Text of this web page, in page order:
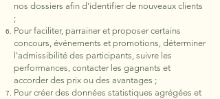
nos dossiers afin d'identifier de nouveaux clients
;
Pour faciliter, parrainer et proposer certains
concours, événements et promotions, déterminer
l'admissibilité des participants, suivre les
performances, contacter les gagnants et
accorder des prix ou des avantages ;
Pour créer des données statistiques agrégées et